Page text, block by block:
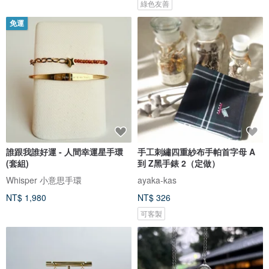
綠色友善
免運
誰跟我誰好運 - 人間幸運星手環
(套組)
Whisper 小意思手環
NT$ 1,980
手工刺繡四重紗布手帕首字母 A
到 Z黑手錶 2（定做）
ayaka-kas
NT$ 326
可客製